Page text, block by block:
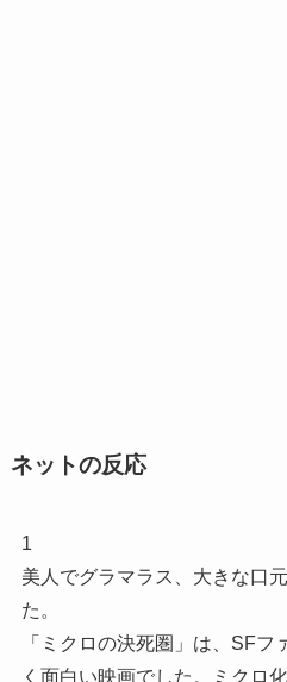
ネットの反応
1
美人でグラマラス、大きな口
た。
「ミクロの決死圏」は、SF
く面白い映画でした。ミクロ